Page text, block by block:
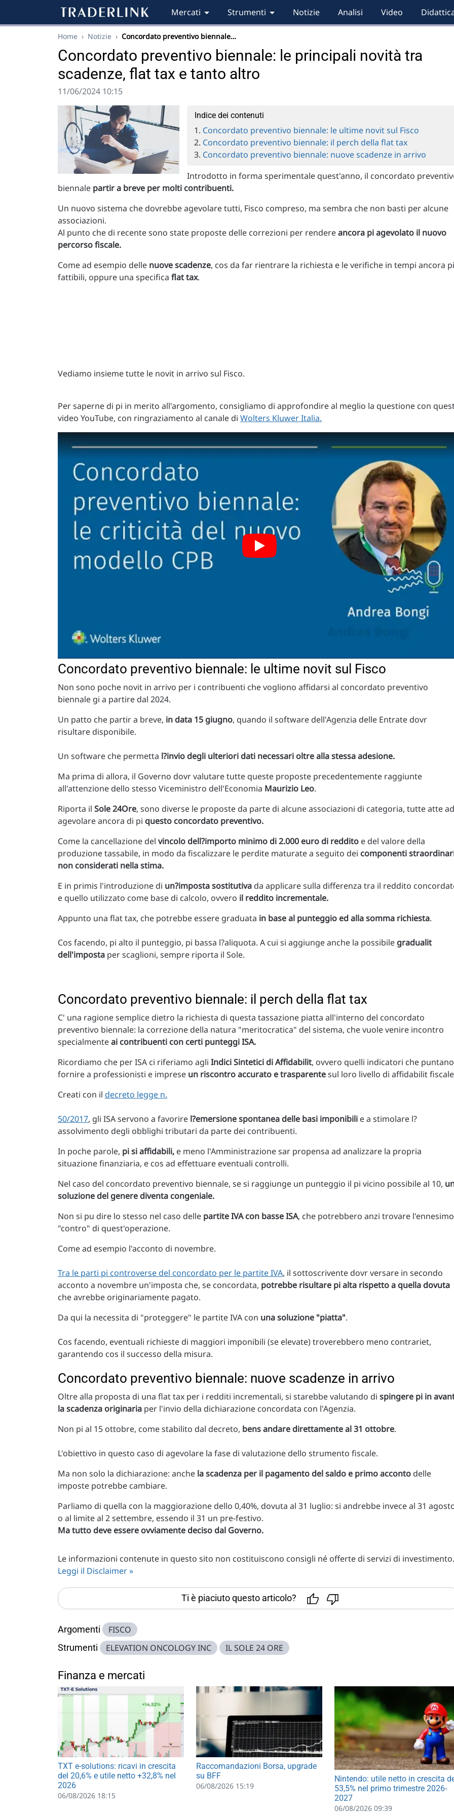
Mercati Strumenti Notizie Analisi Video
Home › Notizie › Concordato preventivo biennale…
Concordato preventivo biennale: le principali novità tra
scadenze, flat tax e tanto altro
11/06/2024 10:15
Indice dei contenuti
Concordato preventivo biennale: le ultime novit sul Fisco
Concordato preventivo biennale: il perch della flat tax
Concordato preventivo biennale: nuove scadenze in arrivo
Introdotto in forma sperimentale quest'anno, il concordato
biennale partir a breve per molti contribuenti.
Un nuovo sistema che dovrebbe agevolare tutti, Fisco compreso, ma sembra che non basti per alcune
associazioni.
Al punto che di recente sono state proposte delle correzioni per rendereancora pi agevolato il nuovo
percorso fiscale.
Come ad esempio delle nuove scadenze, cos da far rientrare la richiesta e le verifiche in tempi ancora pi
fattibili, oppure una specifica flat tax.
Vediamo insieme tutte le novit in arrivo sul Fisco.
Per saperne di pi in merito all'argomento, consigliamo di approfondire al meglio la questione con
video YouTube, con ringraziamento al canale di Wolters Kluwer Italia.
Concordato preventivo biennale: le ultime novit sul Fisco
Non sono poche novit in arrivo per i contribuenti che vogliono affidarsi al concordato preventivo
biennale gi a partire dal 2024.
Un patto che partir a breve, in data 15 giugno, quando il software dell'Agenzia delle Entrate dovr
risultare disponibile.
Un software che permetta l?invio degli ulteriori dati necessari oltre alla stessa adesione.
Ma prima di allora, il Governo dovr valutare tutte queste proposte precedentemente raggiunte
all'attenzione dello stesso Viceministro dell'Economia Maurizio Leo.
Riporta il Sole 24Ore, sono diverse le proposte da parte di alcune associazioni di categoria, tutte atte ad
agevolare ancora di pi questo concordato preventivo.
Come la cancellazione del vincolo dell?importo minimo di 2.000 euro di reddito e del valore della
produzione tassabile, in modo da fiscalizzare le perdite maturate a seguito dei componenti
non considerati nella stima.
E in primis l'introduzione di un?imposta sostitutiva da applicare sulla differenza tra il reddito
e quello utilizzato come base di calcolo, ovvero il reddito incrementale.
Appunto una flat tax, che potrebbe essere graduata in base al punteggio ed alla somma richiesta.
Cos facendo, pi alto il punteggio, pi bassa l?aliquota. A cui si aggiunge anche la possibile gradualit
dell'imposta per scaglioni, sempre riporta il Sole.
Concordato preventivo biennale: il perch della flat tax
C' una ragione semplice dietro la richiesta di questa tassazione piatta all'interno del concordato
preventivo biennale: la correzione della natura "meritocratica" del sistema, che vuole venire incontro
specialmenteai contribuenti con certi punteggi ISA.
Ricordiamo che per ISA ci riferiamo agli Indici Sintetici di Affidabilit, ovvero quelli indicatori che
fornire a professionisti e imprese un riscontro accurato e trasparentesul loro livello di affidabilit
Creati con il decreto legge n.
50/2017, gli ISA servono a favorire l?emersione spontanea delle basi imponibili e a stimolare l?
assolvimento degli obblighi tributari da parte dei contribuenti.
In poche parole, pi si affidabili, e meno l'Amministrazione sar propensa ad analizzare la propria
situazione finanziaria, e cos ad effettuare eventuali controlli.
Nel caso del concordato preventivo biennale, se si raggiunge un punteggio il pi vicino possibile al 10,
soluzione del genere diventa congeniale.
Non si pu dire lo stesso nel caso delle partite IVA con basse ISA, che potrebbero anzi trovare l'ennesimo
"contro" di quest'operazione.
Come ad esempio l'acconto di novembre.
Tra le parti pi controverse del concordato per le partite IVA, il sottoscrivente dovr versare in secondo
acconto a novembre un'imposta che, se concordata, potrebbe risultare pi alta rispetto a quella dovuta
che avrebbe originariamente pagato.
Da qui la necessita di "proteggere" le partite IVA con una soluzione "piatta".
Cos facendo, eventuali richieste di maggiori imponibili (se elevate) troverebbero meno contrariet,
garantendo cos il successo della misura.
Concordato preventivo biennale: nuove scadenze in arrivo
Oltre alla proposta di una flat tax per i redditi incrementali, si starebbe valutando di spingere pi in
la scadenza originaria per l'invio della dichiarazione concordata con l'Agenzia.
Non pi al 15 ottobre, come stabilito dal decreto, bens andare direttamente al 31 ottobre.
L'obiettivo in questo caso di agevolare la fase di valutazione dello strumento fiscale.
Ma non solo la dichiarazione: anche la scadenza per il pagamento del saldo e primo acconto delle
imposte potrebbe cambiare.
Parliamo di quella con la maggiorazione dello 0,40%, dovuta al 31 luglio: si andrebbe invece al 31
o al limite al 2 settembre, essendo il 31 un pre-festivo.
Ma tutto deve essere ovviamente deciso dal Governo.
Le informazioni contenute in questo sito non costituiscono consigli né offerte di servizi di investimento.
Leggi il Disclaimer »
Ti è piaciuto questo articolo?
Argomenti FISCO
Strumenti ELEVATION ONCOLOGY INC IL SOLE 24 ORE
Finanza e mercati
TXT e-solutions: ricavi in crescita
del 20,6% e utile netto +32,8% nel
2026
06/08/2026 18:15
Raccomandazioni Borsa, upgrade
su BFF
06/08/2026 15:19
Nintendo: utile netto in crescita
53,5% nel primo trimestre 2026-
2027
06/08/2026 09:39